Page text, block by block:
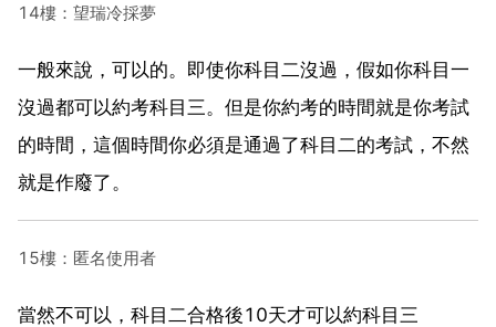
14樓：望瑞冷採夢
一般來說，可以的。即使你科目二沒過，假如你科目一
沒過都可以約考科目三。但是你約考的時間就是你考試
的時間，這個時間你必須是通過了科目二的考試，不然
就是作廢了。
15樓：匿名使用者
當然不可以，科目二合格後10天才可以約科目三